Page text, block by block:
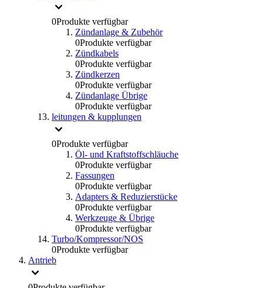
0Produkte verfügbar
Zündanlage & Zubehör
0Produkte verfügbar
Zündkabels
0Produkte verfügbar
Zündkerzen
0Produkte verfügbar
Zündanlage Übrige
0Produkte verfügbar
leitungen & kupplungen
0Produkte verfügbar
Öl- und Kraftstoffschläuche
0Produkte verfügbar
Fassungen
0Produkte verfügbar
Adapters & Reduzierstücke
0Produkte verfügbar
Werkzeuge & Übrige
0Produkte verfügbar
Turbo/Kompressor/NOS
0Produkte verfügbar
Antrieb